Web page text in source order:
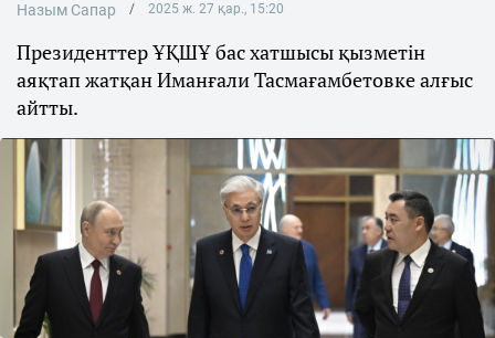
Назым Сапар 2025 ж. 27 қар., 15:20
Президенттер ҰҚШҰ бас хатшысы қызметін
аяқтап жатқан Иманғали Тасмағамбетовке алғыс
айтты.